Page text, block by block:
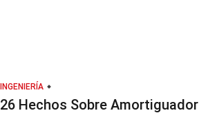
INGENIERÍA
26 Hechos Sobre Amortiguador